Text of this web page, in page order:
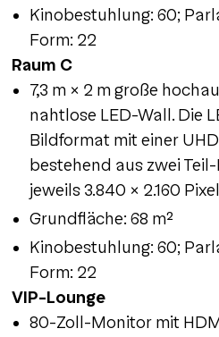
Kinobestuhlung: 60;
Form: 22
Raum C
7,3 m × 2 m große
nahtlose LED-Wall. Die
Bildformat mit einer
bestehend aus zwei
jeweils 3.840 × 2.160
Grundfläche: 68 m²
Kinobestuhlung: 60;
Form: 22
VIP-Lounge
80-Zoll-Monitor mit